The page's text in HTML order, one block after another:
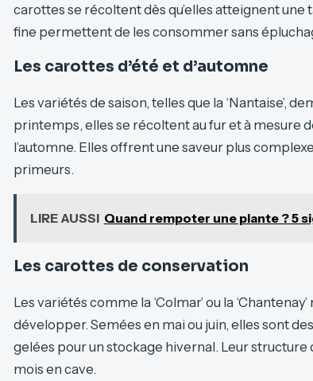
carottes se récoltent dès qu’elles atteignent
fine permettent de les consommer sans
Les carottes d’été et d’automne
Les variétés de saison, telles que la ‘Nantaise’,
printemps, elles se récoltent au fur et à mesure
l’automne. Elles offrent une saveur plus
primeurs.
LIRE AUSSI Quand rempoter une plante ? 5
Les carottes de conservation
Les variétés comme la ‘Colmar’ ou la
développer. Semées en mai ou juin, elles sont
gelées pour un stockage hivernal. Leur
mois en cave.